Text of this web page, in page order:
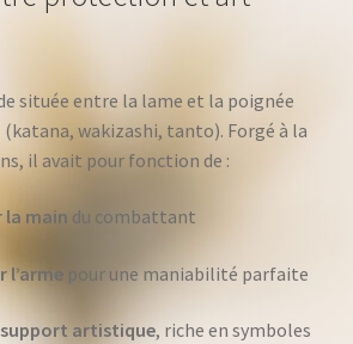
située entre la lame et la poignée
(katana, wakizashi, tanto). Forgé à la
il avait pour fonction de :
la main du combattant
l’armepour une maniabilité parfaite
support artistique, riche en symboles